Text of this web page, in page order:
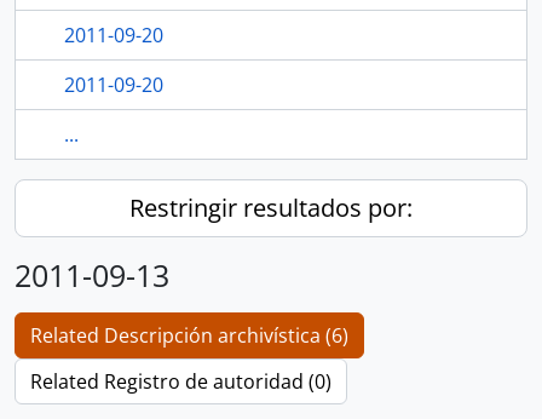
2011-09-20
2011-09-20
...
Restringir resultados por:
2011-09-13
Related Descripción archivística (6)
Related Registro de autoridad (0)